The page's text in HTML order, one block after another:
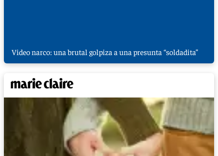
Video narco: una brutal golpiza a una presunta “soldadita”